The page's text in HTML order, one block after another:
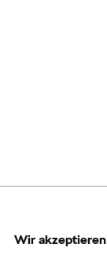
Wir akzeptieren